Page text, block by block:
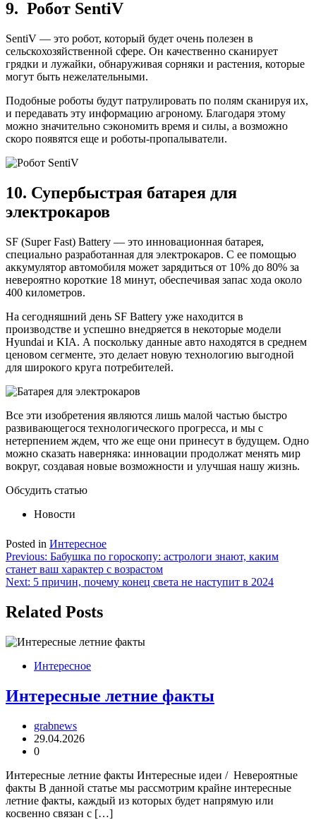
9. Робот SentiV
SentiV — это робот, который будет очень полезен в
сельскохозяйственной сфере. Он качественно сканирует
грядки и лужайки, обнаруживая сорняки и растения, которые
могут быть нежелательными.
Подобные роботы будут патрулировать по полям сканируя их,
и передавать эту информацию агроному. Благодаря этому
можно значительно сэкономить время и силы, а возможно
скоро появятся еще и роботы-пропалыватели.
10. Супербыстрая батарея для
электрокаров
SF (Super Fast) Battery — это инновационная батарея,
специально разработанная для электрокаров. С ее помощью
аккумулятор автомобиля может зарядиться от 10% до 80% за
невероятно короткие 18 минут, обеспечивая запас хода около
400 километров.
На сегодняшний день SF Battery уже находится в
производстве и успешно внедряется в некоторые модели
Hyundai и KIA. А поскольку данные авто находятся в среднем
ценовом сегменте, это делает новую технологию выгодной
для широкого круга потребителей.
Все эти изобретения являются лишь малой частью быстро
развивающегося технологического прогресса, и мы с
нетерпением ждем, что же еще они принесут в будущем. Одно
можно сказать наверняка: инновации продолжат менять мир
вокруг, создавая новые возможности и улучшая нашу жизнь.
Обсудить статью
Новости
Posted in Интересное
Навигация
по
Previous: Бабушка по гороскопу: астрологи знают, каким
станет ваш характер с возрастом
Next: 5 причин, почему конец света не наступит в 2024
Related Posts
Интересное
Интересные летние факты
grabnews
29.04.2026
0
Интересные летние факты Интересные идеи / Невероятные
факты В данной статье мы рассмотрим крайне интересные
летние факты, каждый из которых будет напрямую или
косвенно связан с […]